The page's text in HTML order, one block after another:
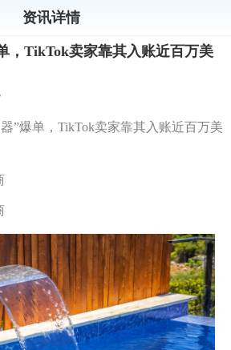
资讯详情
，TikTok卖家靠其入账近百万美
”爆单，TikTok卖家靠其入账近百万美